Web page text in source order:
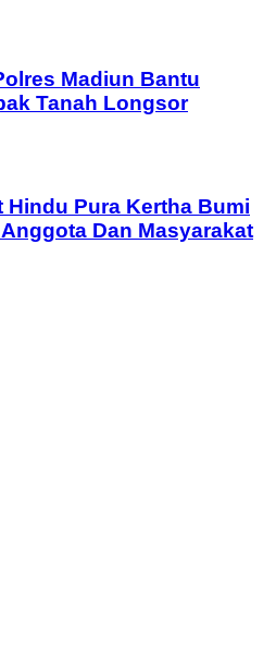
Madiun Bantu
Tanah Longsor
Hindu Pura Kertha Bumi
Dan Masyarakat